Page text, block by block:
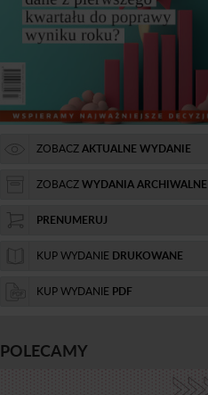
ZOBACZAKTUALNE WYDANIE
ZOBACZWYDANIA ARCHIWALNE
PRENUMERUJ
KUP WYDANIE DRUKOWANE
KUP WYDANIE PDF
POLECAMY